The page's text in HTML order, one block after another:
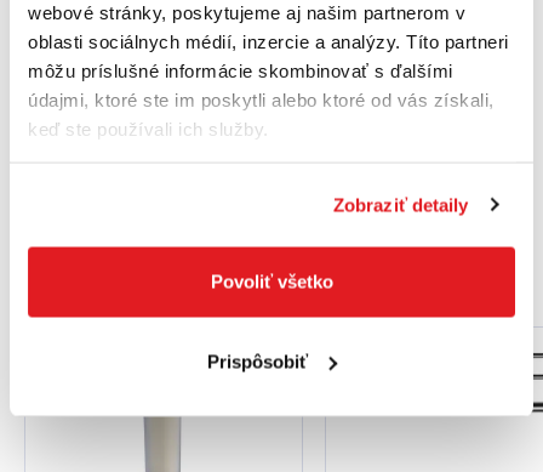
webové stránky, poskytujeme aj našim partnerom v
oblasti sociálnych médií, inzercie a analýzy. Títo partneri
môžu príslušné informácie skombinovať s ďalšími
údajmi, ktoré ste im poskytli alebo ktoré od vás získali,
keď ste používali ich služby.
Zobraziť detaily
Povoliť všetko
Prispôsobiť
Digestor
Podobné produkty